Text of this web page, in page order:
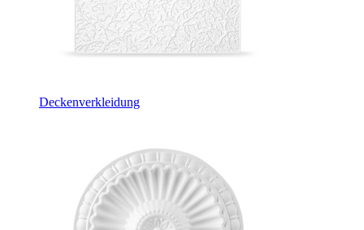
Deckenverkleidung